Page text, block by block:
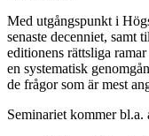
Med utgångspunkt i
senaste decenniet, samt
editionens rättsliga
en systematisk
de frågor som är mest
Seminariet kommer bl.a.